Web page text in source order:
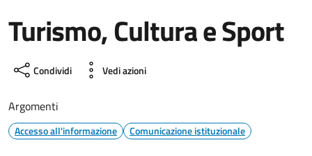
Turismo, Cultura e Sport
Condividi Vedi azioni
Argomenti
Accesso all'informazione Comunicazione istituzionale